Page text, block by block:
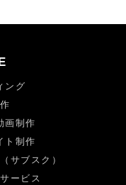
ング
画制作
ト制作
サブスク）
ービス